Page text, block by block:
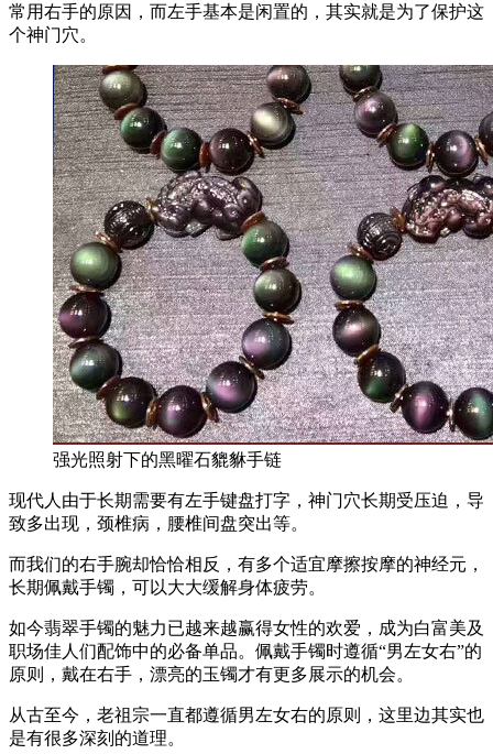
常用右手的原因，而左手基本是闲置的，其实就是为了保护这
个神门穴。
强光照射下的黑曜石貔貅手链
现代人由于长期需要有左手键盘打字，神门穴长期受压迫，导
致多出现，颈椎病，腰椎间盘突出等。
而我们的右手腕却恰恰相反，有多个适宜摩擦按摩的神经元，
长期佩戴手镯，可以大大缓解身体疲劳。
如今翡翠手镯的魅力已越来越赢得女性的欢爱，成为白富美及
职场佳人们配饰中的必备单品。佩戴手镯时遵循“男左女右”的
原则，戴在右手，漂亮的玉镯才有更多展示的机会。
从古至今，老祖宗一直都遵循男左女右的原则，这里边其实也
是有很多深刻的道理。